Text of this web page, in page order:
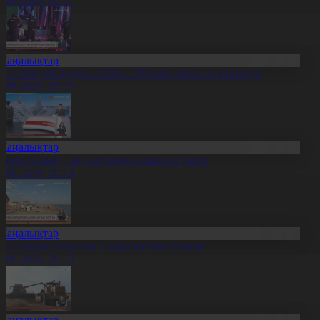
ойындары-2026»: 180 млн қаралым жиналды
20:15
– ақ жартасқа қашалған тарих
20:14
тұзды көлдерде 6 адам қайтыс болған
20:13